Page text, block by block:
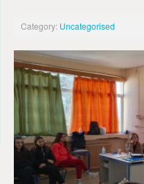
Category: Uncategorised